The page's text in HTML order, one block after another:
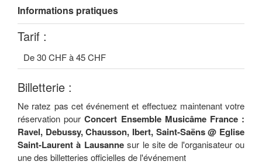
Informations pratiques
Tarif :
De 30 CHF à 45 CHF
Billetterie :
Ne ratez pas cet événement et effectuez maintenant votre
réservation pour Concert Ensemble Musicâme France :
Ravel, Debussy, Chausson, Ibert, Saint-Saëns @ Eglise
Saint-Laurent à Lausannesur le site de l'organisateur ou
une des billetteries officielles de l'événement